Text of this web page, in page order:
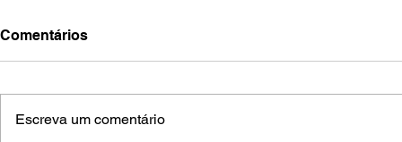
Comentários
Escreva um comentário